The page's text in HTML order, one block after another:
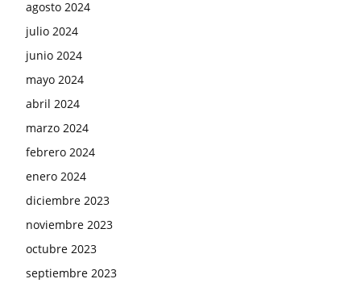
agosto 2024
julio 2024
junio 2024
mayo 2024
abril 2024
marzo 2024
febrero 2024
enero 2024
diciembre 2023
noviembre 2023
octubre 2023
septiembre 2023